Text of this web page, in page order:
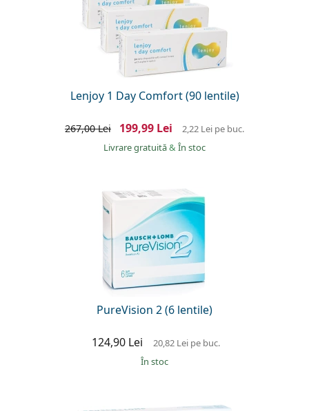
Lenjoy 1 Day Comfort (90 lentile)
267,00 Lei 199,99 Lei 2,22 Lei pe buc.
Livrare gratuită& În stoc
PureVision 2 (6 lentile)
124,90 Lei 20,82 Leipe buc.
În stoc